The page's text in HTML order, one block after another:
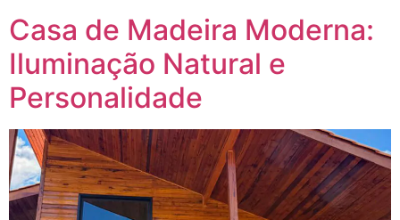
Casa de Madeira Moderna:
Iluminação Natural e
Personalidade